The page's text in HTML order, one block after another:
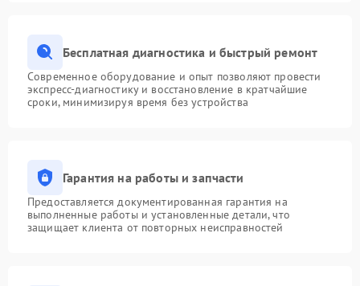
Бесплатная диагностика и быстрый ремонт
Современное оборудование и опыт позволяют провести
экспресс-диагностику и восстановление в кратчайшие
сроки, минимизируя время без устройства
Гарантия на работы и запчасти
Предоставляется документированная гарантия на
выполненные работы и установленные детали, что
защищает клиента от повторных неисправностей